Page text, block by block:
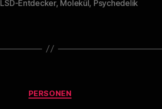
LSD-Entdecker, Molekül, Psychedelik
Kategorien
PERSONEN